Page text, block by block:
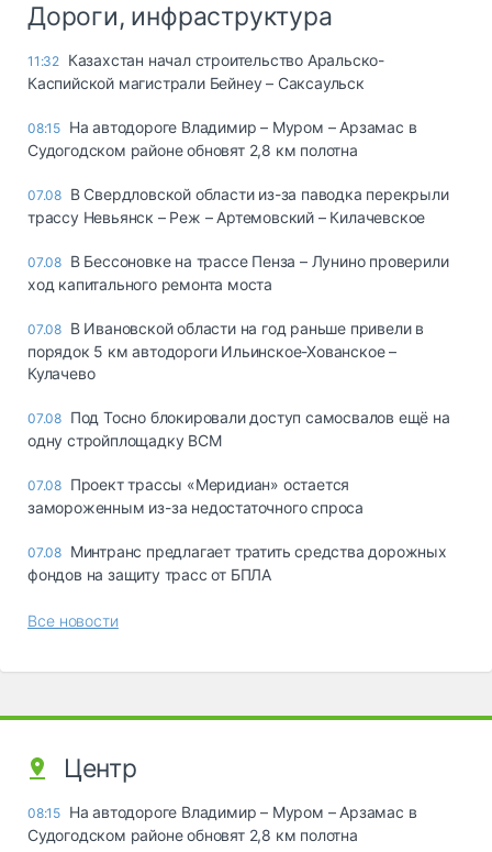
Дороги, инфраструктура
11:32 Казахстан начал строительство Аральско-
Каспийской магистрали Бейнеу – Саксаульск
08:15 На автодороге Владимир – Муром – Арзамас в
Судогодском районе обновят 2,8 км полотна
07.08 В Свердловской области из-за паводка перекрыли
трассу Невьянск – Реж – Артемовский – Килачевское
07.08 В Бессоновке на трассе Пенза – Лунино проверили
ход капитального ремонта моста
07.08 В Ивановской области на год раньше привели в
порядок 5 км автодороги Ильинское-Хованское –
Кулачево
07.08 Под Тосно блокировали доступ самосвалов ещё на
одну стройплощадку ВСМ
07.08 Проект трассы «Меридиан» остается
замороженным из-за недостаточного спроса
07.08 Минтранс предлагает тратить средства дорожных
фондов на защиту трасс от БПЛА
Все новости
Центр
08:15 На автодороге Владимир – Муром – Арзамас в
Судогодском районе обновят 2,8 км полотна